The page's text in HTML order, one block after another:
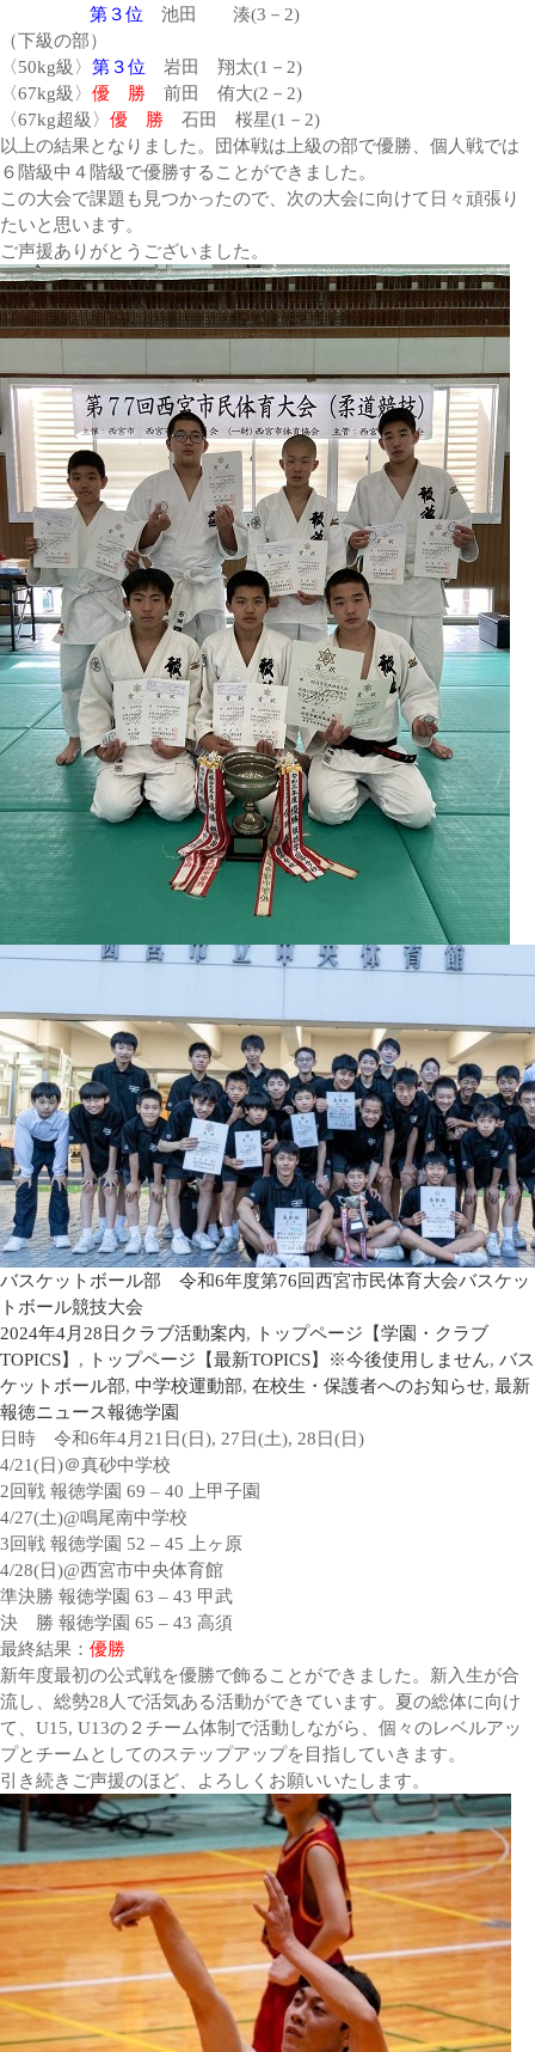
第３位 池田 湊(3－2)
（下級の部）
〈50kg級〉 第３位 岩田 翔太(1－2)
〈67kg級〉 優 勝 前田 侑大(2－2)
〈67kg超級〉 優 勝 石田 桜星(1－2)
以上の結果となりました。団体戦は上級の部で優勝、個人戦では
６階級中４階級で優勝することができました。
この大会で課題も見つかったので、次の大会に向けて日々頑張り
たいと思います。
ご声援ありがとうございました。
バスケットボール部 令和6年度第76回西宮市民体育大会バスケッ
トボール競技大会
2024年4月28日 クラブ活動案内,
トップページ【学園・クラブ
TOPICS】 , トップページ【最新TOPICS】※今後使用しません, バス
ケットボール部, 中学校運動部, 在校生・保護者へのお知らせ, 最新
報徳ニュース報徳学園
日時 令和6年4月21日(日), 27日(土), 28日(日)
4/21(日)＠真砂中学校
2回戦 報徳学園 69 – 40 上甲子園
4/27(土)@鳴尾南中学校
3回戦 報徳学園 52 – 45 上ヶ原
4/28(日)@西宮市中央体育館
準決勝 報徳学園 63 – 43 甲武
決 勝 報徳学園 65 – 43 高須
最終結果： 優勝
新年度最初の公式戦を優勝で飾ることができました。新入生が合
流し、総勢28人で活気ある活動ができています。夏の総体に向け
て、U15, U13の２チーム体制で活動しながら、個々のレベルアッ
プとチームとしてのステップアップを目指していきます。
引き続きご声援のほど、よろしくお願いいたします。